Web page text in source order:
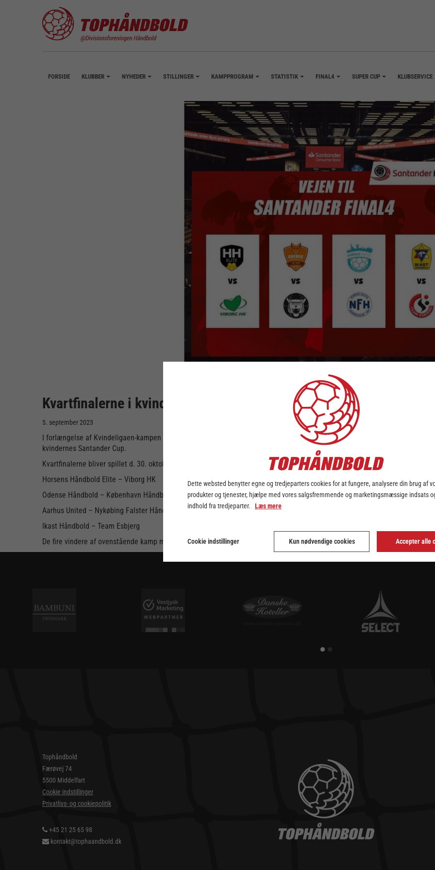
FORSIDE KLUBBER NYHEDER STILLINGER KAMPPROGRAM STATISTIK FINAL4 SUPER CUP KLUBSERVICE
Kvartfinalerne i kvindernes Santander Cup fundet
5. september 2023
I forlængelse af Kvindeligaen-kampen mellem København Håndbold og Odense Håndbold tirsdag aften på Frederiksberg
kvindernes Santander Cup.
Kvartfinalerne bliver spillet d. 30. oktober til 1. november, og lodtrækningen endte således:
Horsens Håndbold Elite – Viborg HK
Odense Håndbold – København Håndbold
Aarhus United – Nykøbing Falster Håndbold
Ikast Håndbold – Team Esbjerg
De fire vindere af ovenstående kamp mødes i Santander Final4, der afholdes mellem jul og nytår. Information om spillested
Tophåndbold
Færøvej 74
5500 Middelfart
Cookie indstillinger
Privatlivs- og cookiepolitik
+45 21 25 65 98
kontakt@tophaandbold.dk
Dette websted benytter egne og tredjeparters cookies for at fungere, analysere din brug af
produkter og tjenester, hjælpe med vores salgsfremmende og marketingsmæssige indsats
indhold fra tredjeparter. Læs mere
Cookie indstillinger Kun nødvendige cookies Accepter alle